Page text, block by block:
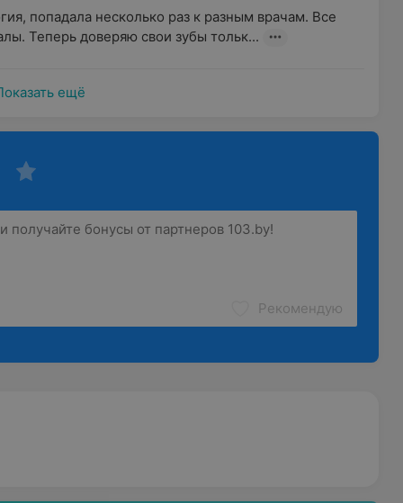
попадала несколько раз к разным врачам. Все
Теперь доверяю свои зубы тольк...
ещё
Рекомендую